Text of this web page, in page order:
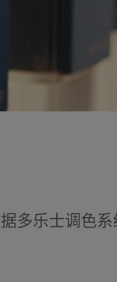
多乐士调色